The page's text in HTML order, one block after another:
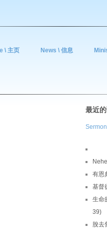
\ 主页 News \ 信息
最近
有恩
基督
生命
39)
脫去